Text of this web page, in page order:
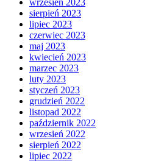
wrzesień 2023
sierpień 2023
lipiec 2023
czerwiec 2023
maj 2023
kwiecień 2023
marzec 2023
luty 2023
styczeń 2023
grudzień 2022
listopad 2022
październik 2022
wrzesień 2022
sierpień 2022
lipiec 2022